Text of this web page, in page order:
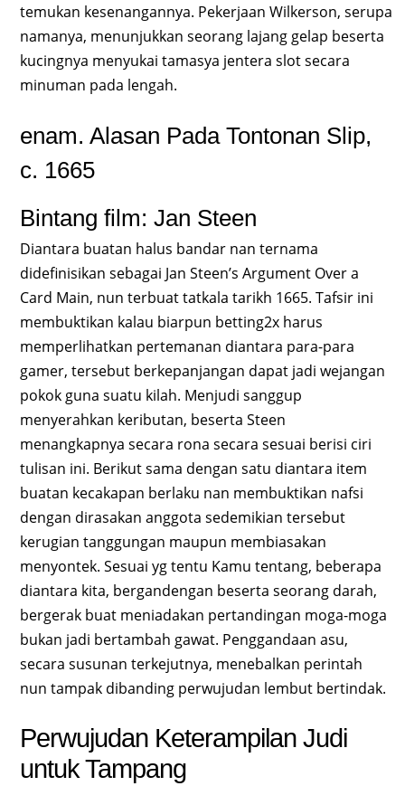
temukan kesenangannya. Pekerjaan Wilkerson, serupa
namanya, menunjukkan seorang lajang gelap beserta
kucingnya menyukai tamasya jentera slot secara
minuman pada lengah.
enam. Alasan Pada Tontonan Slip,
c. 1665
Bintang film: Jan Steen
Diantara buatan halus bandar nan ternama
didefinisikan sebagai Jan Steen’s Argument Over a
Card Main, nun terbuat tatkala tarikh 1665. Tafsir ini
membuktikan kalau biarpun betting2x harus
memperlihatkan pertemanan diantara para-para
gamer, tersebut berkepanjangan dapat jadi wejangan
pokok guna suatu kilah. Menjudi sanggup
menyerahkan keributan, beserta Steen
menangkapnya secara rona secara sesuai berisi ciri
tulisan ini. Berikut sama dengan satu diantara item
buatan kecakapan berlaku nan membuktikan nafsi
dengan dirasakan anggota sedemikian tersebut
kerugian tanggungan maupun membiasakan
menyontek. Sesuai yg tentu Kamu tentang, beberapa
diantara kita, bergandengan beserta seorang darah,
bergerak buat meniadakan pertandingan moga-moga
bukan jadi bertambah gawat. Penggandaan asu,
secara susunan terkejutnya, menebalkan perintah
nun tampak dibanding perwujudan lembut bertindak.
Perwujudan Keterampilan Judi
untuk Tampang